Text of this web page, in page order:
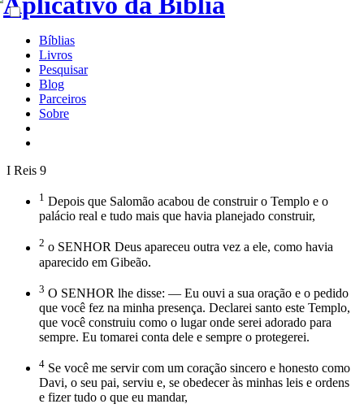
Bíblias
Livros
Pesquisar
Blog
Parceiros
Sobre
I Reis 9
1 Depois que Salomão acabou de construir o Templo e o
palácio real e tudo mais que havia planejado construir,
2 o SENHOR Deus apareceu outra vez a ele, como havia
aparecido em Gibeão.
3 O SENHOR lhe disse: — Eu ouvi a sua oração e o pedido
que você fez na minha presença. Declarei santo este Templo,
que você construiu como o lugar onde serei adorado para
sempre. Eu tomarei conta dele e sempre o protegerei.
4 Se você me servir com um coração sincero e honesto como
Davi, o seu pai, serviu e, se obedecer às minhas leis e ordens
e fizer tudo o que eu mandar,